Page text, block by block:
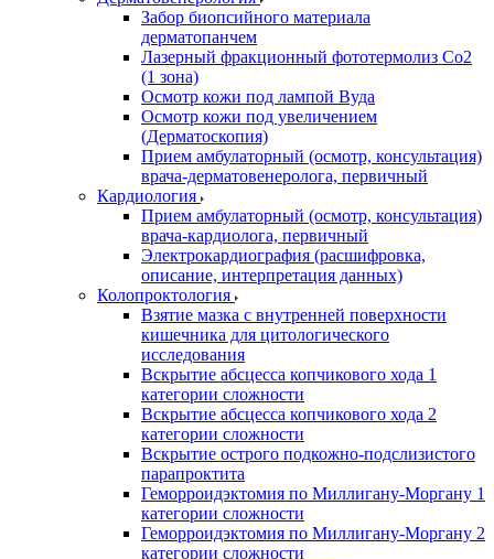
Забор биопсийного материала
дерматопанчем
Лазерный фракционный фототермолиз Со2
(1 зона)
Осмотр кожи под лампой Вуда
Осмотр кожи под увеличением
(Дерматоскопия)
Прием амбулаторный (осмотр, консультация)
врача-дерматовенеролога, первичный
Кардиология
Прием амбулаторный (осмотр, консультация)
врача-кардиолога, первичный
Электрокардиография (расшифровка,
описание, интерпретация данных)
Колопроктология
Взятие мазка с внутренней поверхности
кишечника для цитологического
исследования
Вскрытие абсцесса копчикового хода 1
категории сложности
Вскрытие абсцесса копчикового хода 2
категории сложности
Вскрытие острого подкожно-подслизистого
парапроктита
Геморроидэктомия по Миллигану-Моргану 1
категории сложности
Геморроидэктомия по Миллигану-Моргану 2
категории сложности